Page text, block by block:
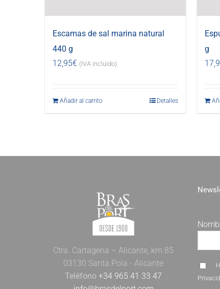
Escamas de sal marina natural
440 g
12,95€ (IVA incluido)
Añadir al carrito Detalles
g
Ctra. Cartagena – Alicante, km 85
03130 Santa Pola - Alicante
Teléfono +34 965 41 33 47